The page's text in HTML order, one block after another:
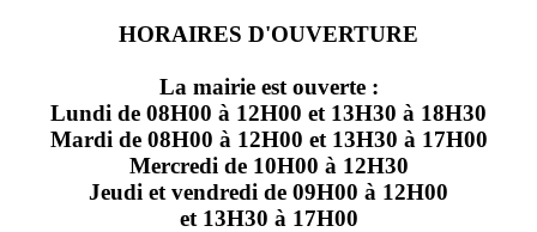
HORAIRES D'OUVERTURE
La mairie est ouverte :
Lundi de 08H00 à 12H00 et 13H30 à 18H30
Mardi de 08H00 à 12H00 et 13H30 à 17H00
Mercredi de 10H00 à 12H30
Jeudi et vendredi de 09H00 à 12H00
et 13H30 à 17H00